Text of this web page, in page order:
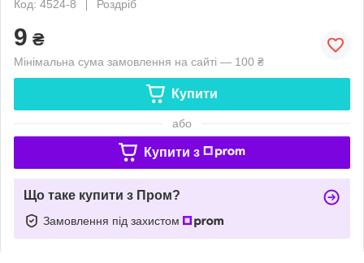
Код: 4524-8
Роздріб
9 ₴
Мінімальна сума замовлення на сайті — 100 ₴
Купити
або
Купити з
Що таке купити з Пром?
Замовлення під захистом